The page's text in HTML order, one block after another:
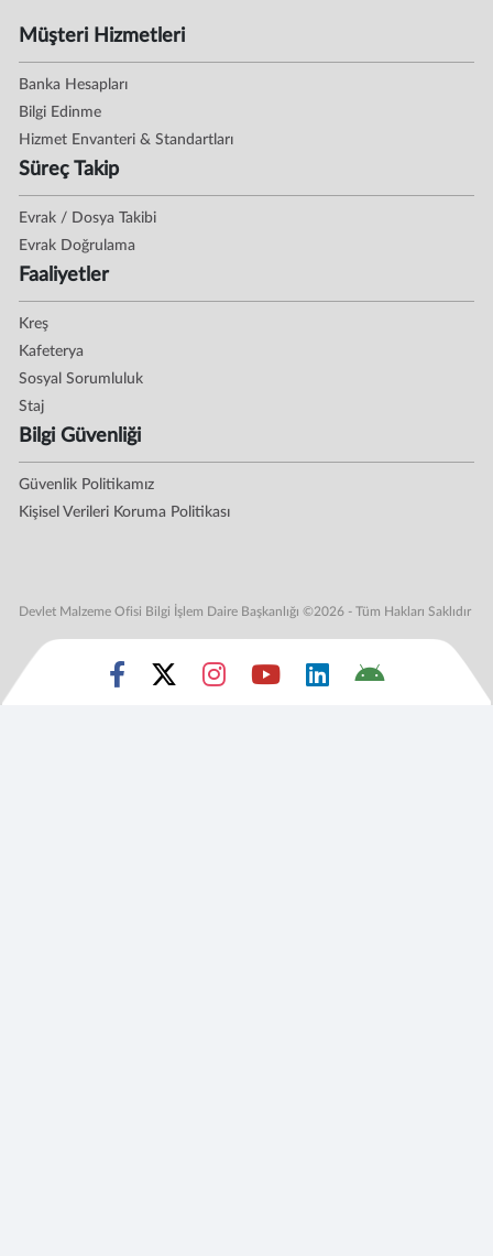
Müşteri Hizmetleri
Banka Hesapları
Bilgi Edinme
Hizmet Envanteri & Standartları
Süreç Takip
Evrak / Dosya Takibi
Evrak Doğrulama
Faaliyetler
Kreş
Kafeterya
Sosyal Sorumluluk
Staj
Bilgi Güvenliği
Güvenlik Politikamız
Kişisel Verileri Koruma Politikası
Devlet Malzeme Ofisi Bilgi İşlem Daire Başkanlığı ©2026 - Tüm Hakları Saklıdır